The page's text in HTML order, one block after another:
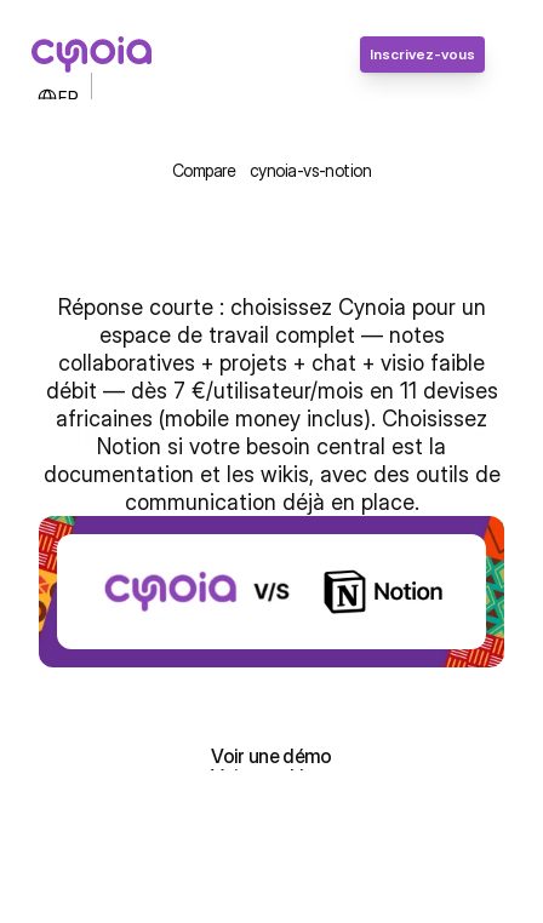
Inscrivez-vous
FR
Compare cynoia-vs-notion
Cynoia vs Notion : Le hub de
collaboration pour les équipes
africaines, pas seulement un bloc-
notes.
Réponse courte : choisissez Cynoia pour un
espace de travail complet — notes
collaboratives + projets + chat + visio faible
débit — dès 7 €/utilisateur/mois en 11 devises
africaines (mobile money inclus). Choisissez
Notion si votre besoin central est la
documentation et les wikis, avec des outils de
communication déjà en place.
Voir une démo
Voir une démo